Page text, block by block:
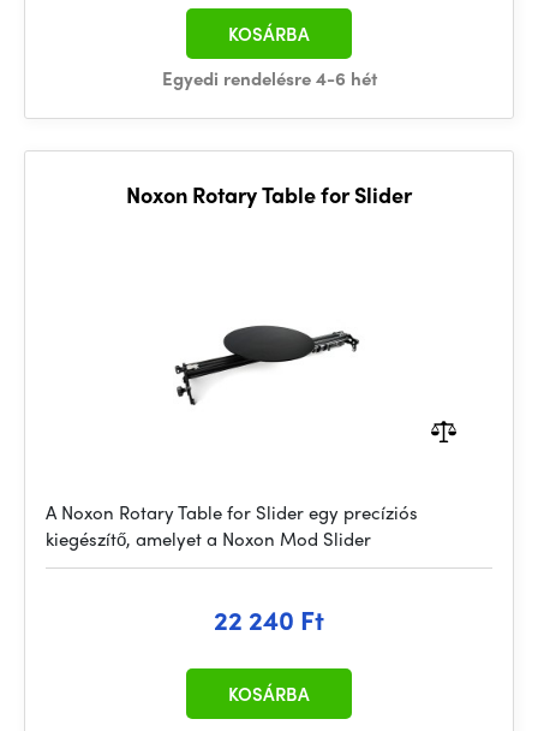
Egyedi rendelésre 4-6 hét
KOSÁRBA
Noxon Rotary Table for Slider
A Noxon Rotary Table for Slider egy precíziós
kiegészítő, amelyet a Noxon Mod Slider
22 240 Ft
KOSÁRBA